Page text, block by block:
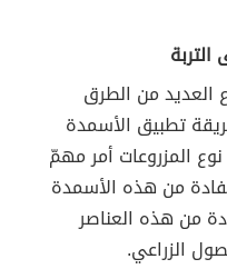
العديد من الطرق
تطبيق الأسمدة
المزروعات أمر مهمّ
من هذه الأسمدة
من هذه العناصر
الزراعي.